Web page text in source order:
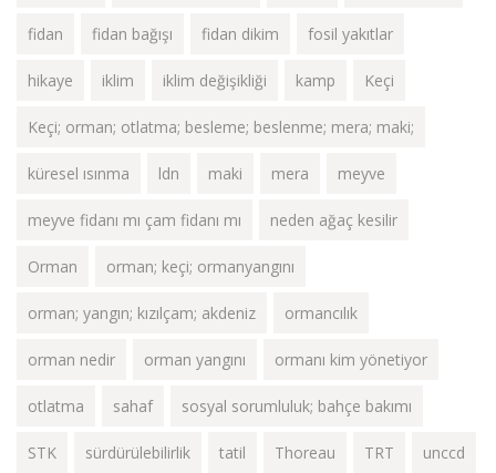
fidan fidan bağışı fidan dikim fosil yakıtlar
hikaye iklim iklim değişikliği kamp Keçi
Keçi; orman; otlatma; besleme; beslenme; mera; maki;
küresel ısınma ldn maki mera meyve
meyve fidanı mı çam fidanı mı neden ağaç kesilir
Orman orman; keçi; ormanyangını
orman; yangın; kızılçam; akdeniz ormancılık
orman nedir orman yangını ormanı kim yönetiyor
otlatma sahaf sosyal sorumluluk; bahçe bakımı
STK sürdürülebilirlik tatil Thoreau TRT unccd